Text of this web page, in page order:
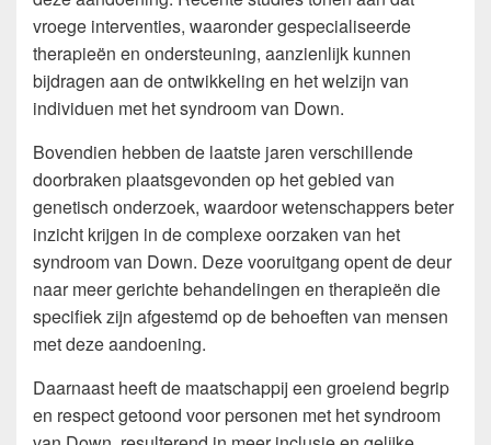
vroege interventies, waaronder gespecialiseerde
therapieën en ondersteuning, aanzienlijk kunnen
bijdragen aan de ontwikkeling en het welzijn van
individuen met het syndroom van Down.
Bovendien hebben de laatste jaren verschillende
doorbraken plaatsgevonden op het gebied van
genetisch onderzoek, waardoor wetenschappers beter
inzicht krijgen in de complexe oorzaken van het
syndroom van Down. Deze vooruitgang opent de deur
naar meer gerichte behandelingen en therapieën die
specifiek zijn afgestemd op de behoeften van mensen
met deze aandoening.
Daarnaast heeft de maatschappij een groeiend begrip
en respect getoond voor personen met het syndroom